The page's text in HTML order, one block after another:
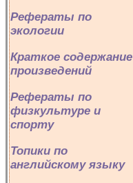
Рефераты по
экологии
Краткое содержание
произведений
Рефераты по
физкультуре и
спорту
Топики по
английскому языку